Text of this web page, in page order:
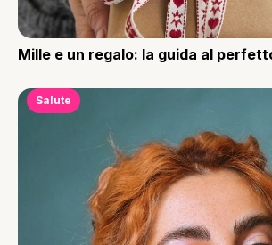
Mille e un regalo: la guida al
Salute